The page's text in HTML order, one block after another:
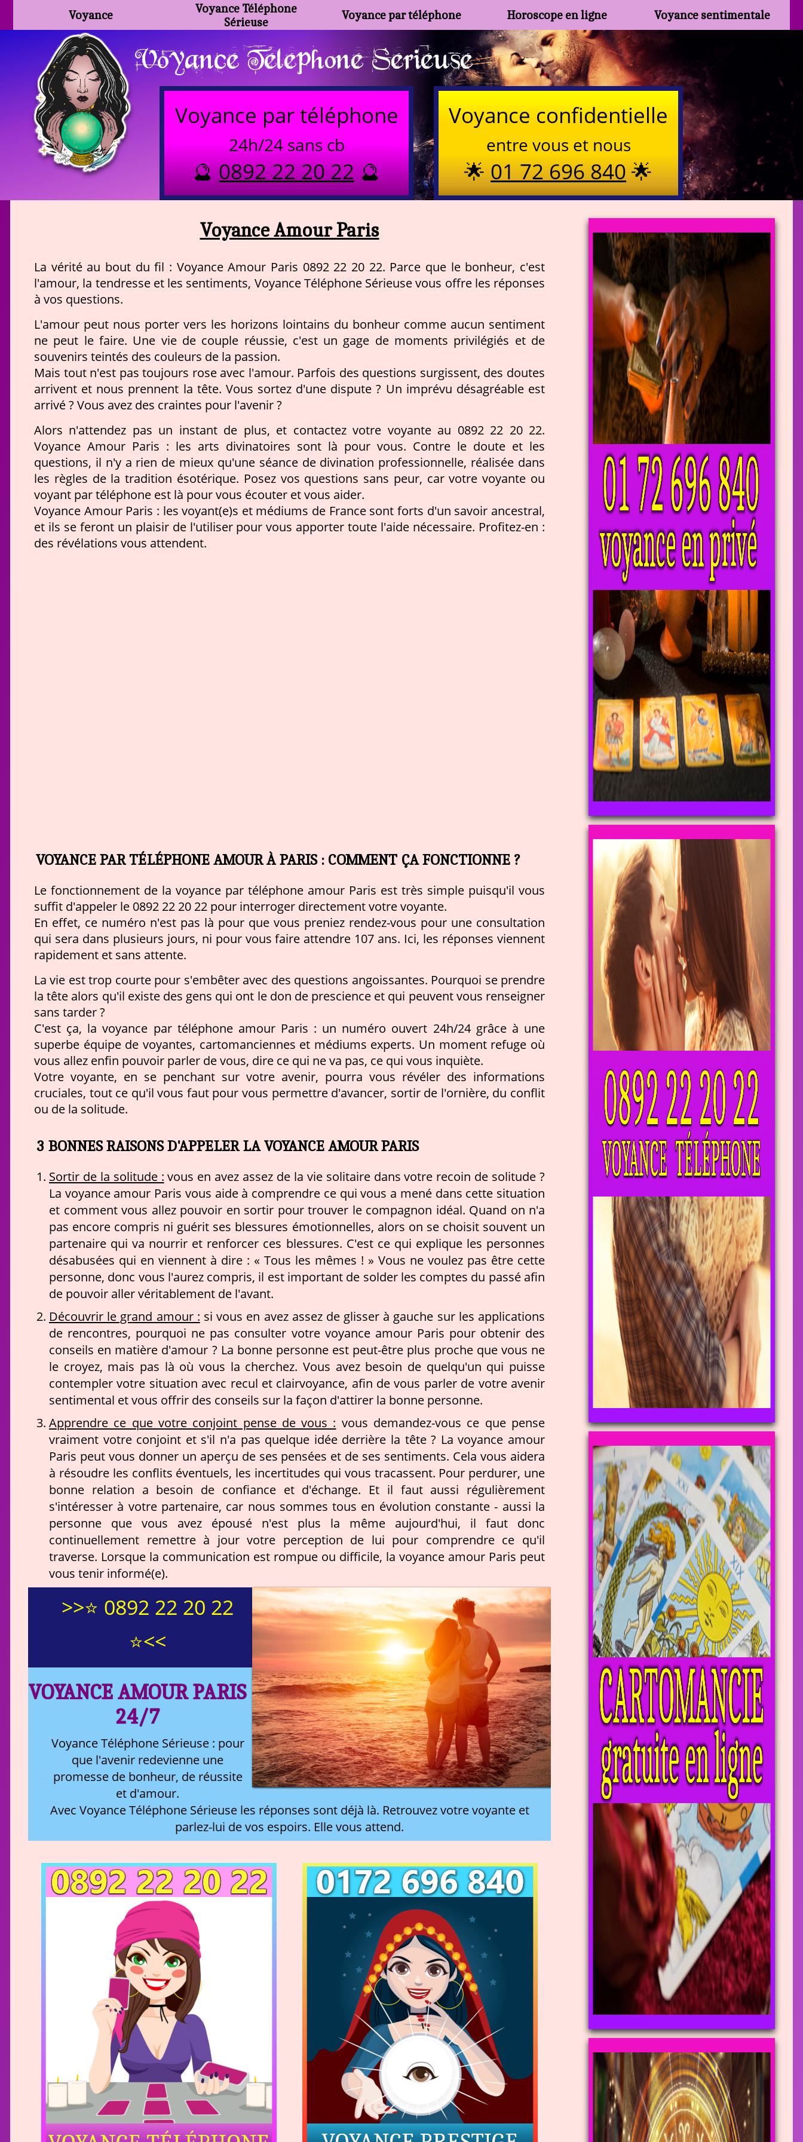
Voyance
Voyance Téléphone
Sérieuse
Voyance par téléphone Horoscope en ligne Voyance sentimentale
Voyance Telephone Serieuse
Voyance par téléphone
24h/24 sans cb
🔮0892 22 20 22🔮
Voyance confidentielle
entre vous et nous
🌟01 72 696 840🌟
Voyance Amour Paris
La vérité au bout du fil : Voyance Amour Paris 0892 22 20 22. Parce que le bonheur, c'est
l'amour, la tendresse et les sentiments, Voyance Téléphone Sérieuse vous offre les réponses
à vos questions.
L'amour peut nous porter vers les horizons lointains du bonheur comme aucun sentiment
ne peut le faire. Une vie de couple réussie, c'est un gage de moments privilégiés et de
souvenirs teintés des couleurs de la passion.
Mais tout n'est pas toujours rose avec l'amour. Parfois des questions surgissent, des doutes
arrivent et nous prennent la tête. Vous sortez d'une dispute ? Un imprévu désagréable est
arrivé ? Vous avez des craintes pour l'avenir ?
Alors n'attendez pas un instant de plus, et contactez votre voyante au 0892 22 20 22.
Voyance Amour Paris : les arts divinatoires sont là pour vous. Contre le doute et les
questions, il n'y a rien de mieux qu'une séance de divination professionnelle, réalisée dans
les règles de la tradition ésotérique. Posez vos questions sans peur, car votre voyante ou
voyant par téléphone est là pour vous écouter et vous aider.
Voyance Amour Paris : les voyant(e)s et médiums de France sont forts d'un savoir ancestral,
et ils se feront un plaisir de l'utiliser pour vous apporter toute l'aide nécessaire. Profitez-en :
des révélations vous attendent.
VOYANCE PAR TÉLÉPHONE AMOUR À PARIS : COMMENT ÇA FONCTIONNE ?
Le fonctionnement de la voyance par téléphone amour Paris est très simple puisqu'il vous
suffit d'appeler le 0892 22 20 22 pour interroger directement votre voyante.
En effet, ce numéro n'est pas là pour que vous preniez rendez-vous pour une consultation
qui sera dans plusieurs jours, ni pour vous faire attendre 107 ans. Ici, les réponses viennent
rapidement et sans attente.
La vie est trop courte pour s'embêter avec des questions angoissantes. Pourquoi se prendre
la tête alors qu'il existe des gens qui ont le don de prescience et qui peuvent vous renseigner
sans tarder ?
C'est ça, la voyance par téléphone amour Paris : un numéro ouvert 24h/24 grâce à une
superbe équipe de voyantes, cartomanciennes et médiums experts. Un moment refuge où
vous allez enfin pouvoir parler de vous, dire ce qui ne va pas, ce qui vous inquiète.
Votre voyante, en se penchant sur votre avenir, pourra vous révéler des informations
cruciales, tout ce qu'il vous faut pour vous permettre d'avancer, sortir de l'ornière, du conflit
ou de la solitude.
3 BONNES RAISONS D'APPELER LA VOYANCE AMOUR PARIS
Sortir de la solitude : vous en avez assez de la vie solitaire dans votre recoin de solitude ?
La voyance amour Paris vous aide à comprendre ce qui vous a mené dans cette situation
et comment vous allez pouvoir en sortir pour trouver le compagnon idéal. Quand on n'a
pas encore compris ni guérit ses blessures émotionnelles, alors on se choisit souvent un
partenaire qui va nourrir et renforcer ces blessures. C'est ce qui explique les personnes
désabusées qui en viennent à dire : « Tous les mêmes ! » Vous ne voulez pas être cette
personne, donc vous l'aurez compris, il est important de solder les comptes du passé afin
de pouvoir aller véritablement de l'avant.
Découvrir le grand amour : si vous en avez assez de glisser à gauche sur les applications
de rencontres, pourquoi ne pas consulter votre voyance amour Paris pour obtenir des
conseils en matière d'amour ? La bonne personne est peut-être plus proche que vous ne
le croyez, mais pas là où vous la cherchez. Vous avez besoin de quelqu'un qui puisse
contempler votre situation avec recul et clairvoyance, afin de vous parler de votre avenir
sentimental et vous offrir des conseils sur la façon d'attirer la bonne personne.
Apprendre ce que votre conjoint pense de vous : vous demandez-vous ce que pense
vraiment votre conjoint et s'il n'a pas quelque idée derrière la tête ? La voyance amour
Paris peut vous donner un aperçu de ses pensées et de ses sentiments. Cela vous aidera
à résoudre les conflits éventuels, les incertitudes qui vous tracassent. Pour perdurer, une
bonne relation a besoin de confiance et d'échange. Et il faut aussi régulièrement
s'intéresser à votre partenaire, car nous sommes tous en évolution constante - aussi la
personne que vous avez épousé n'est plus la même aujourd'hui, il faut donc
continuellement remettre à jour votre perception de lui pour comprendre ce qu'il
traverse. Lorsque la communication est rompue ou difficile, la voyance amour Paris peut
vous tenir informé(e).
>>⭐ 0892 22 20 22
⭐<<
VOYANCE AMOUR PARIS
24/7
Voyance Téléphone Sérieuse : pour
que l'avenir redevienne une
promesse de bonheur, de réussite
et d'amour.
Avec Voyance Téléphone Sérieuse les réponses sont déjà là. Retrouvez votre voyante et
parlez-lui de vos espoirs. Elle vous attend.